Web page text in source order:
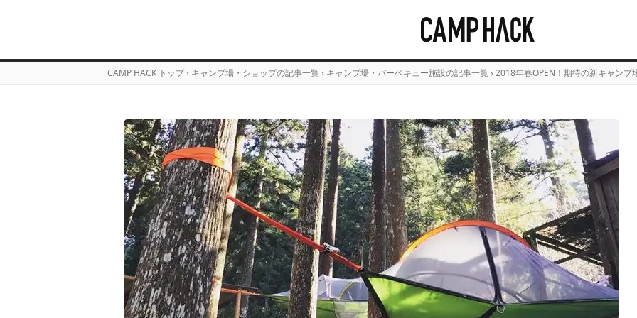
CAMP HACK トップ › キャンプ場・ショップの記事一覧 › キャンプ場・バーベキュー施設の記事一覧 › 2018年春OPEN！期待の新キャンプ